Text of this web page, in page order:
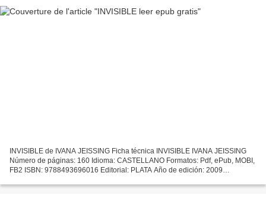
INVISIBLE de IVANA JEISSING Ficha técnica INVISIBLE IVANA JEISSING
Número de páginas: 160 Idioma: CASTELLANO Formatos: Pdf, ePub, MOBI,
FB2 ISBN: 9788493696016 Editorial: PLATA Año de edición: 2009